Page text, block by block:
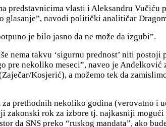
predstavnicima vlasti i Aleksandru Vučiću
glasanje”, navodi politički analitičar
je bilo jasno da ne može da izgubi”.
nema takvu ‘sigurnu prednost’ niti postoji
nekoliko meseci”, naveo je Anđelković
Kosjerić), a možemo tek da
prethodnih nekoliko godina (verovatno i
zakonski rok za izbore tj. najkasniji mogući
da SNS preko “ruskog mandata”, ako